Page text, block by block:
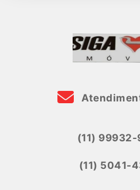
(11) 99932-
(11) 5041-